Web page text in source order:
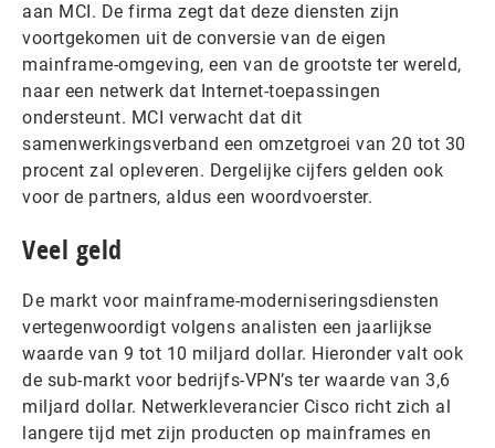
aan MCI. De firma zegt dat deze diensten zijn
voortgekomen uit de conversie van de eigen
mainframe-omgeving, een van de grootste ter wereld,
naar een netwerk dat Internet-toepassingen
ondersteunt. MCI verwacht dat dit
samenwerkingsverband een omzetgroei van 20 tot 30
procent zal opleveren. Dergelijke cijfers gelden ook
voor de partners, aldus een woordvoerster.
Veel geld
De markt voor mainframe-moderniseringsdiensten
vertegenwoordigt volgens analisten een jaarlijkse
waarde van 9 tot 10 miljard dollar. Hieronder valt ook
de sub-markt voor bedrijfs-VPN’s ter waarde van 3,6
miljard dollar. Netwerkleverancier Cisco richt zich al
langere tijd met zijn producten op mainframes en